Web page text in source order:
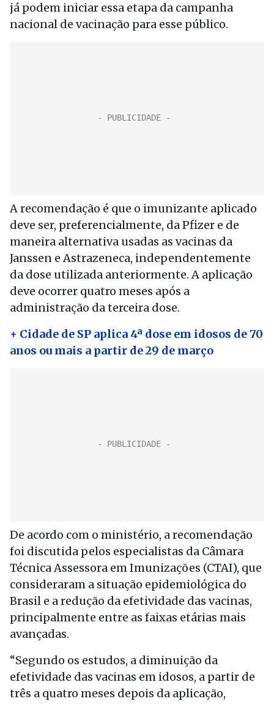
já podem iniciar essa etapa da campanha
nacional de vacinação para esse público.
A recomendação é que o imunizante aplicado
deve ser, preferencialmente, da Pfizer e de
maneira alternativa usadas as vacinas da
Janssen e Astrazeneca, independentemente
da dose utilizada anteriormente. A aplicação
deve ocorrer quatro meses após a
administração da terceira dose.
+ Cidade de SP aplica 4ª dose em idosos de 70
anos ou mais a partir de 29 de março
De acordo com o ministério, a recomendação
foi discutida pelos especialistas da Câmara
Técnica Assessora em Imunizações (CTAI), que
consideraram a situação epidemiológica do
Brasil e a redução da efetividade das vacinas,
principalmente entre as faixas etárias mais
avançadas.
“Segundo os estudos, a diminuição da
efetividade das vacinas em idosos, a partir de
três a quatro meses depois da aplicação,